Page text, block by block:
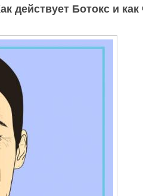
действует Ботокс и как